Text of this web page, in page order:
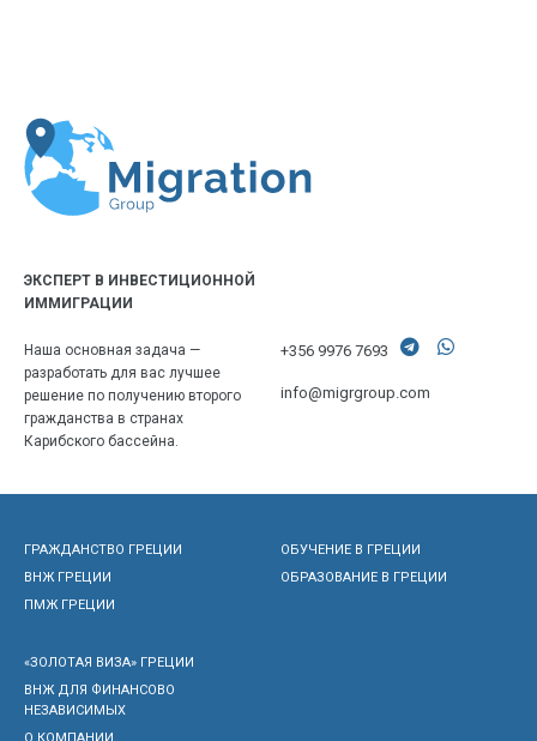
ЭКСПЕРТ В ИНВЕСТИЦИОННОЙ
ИММИГРАЦИИ
Наша основная задача —
разработать для вас лучшее
решение по получению второго
гражданства в странах
Карибского бассейна.
+356 9976 7693
info@migrgroup.com
ГРАЖДАНСТВО ГРЕЦИИ
ВНЖ ГРЕЦИИ
ПМЖ ГРЕЦИИ
ОБУЧЕНИЕ В ГРЕЦИИ
ОБРАЗОВАНИЕ В ГРЕЦИИ
«ЗОЛОТАЯ ВИЗА» ГРЕЦИИ
ВНЖ ДЛЯ ФИНАНСОВО
НЕЗАВИСИМЫХ